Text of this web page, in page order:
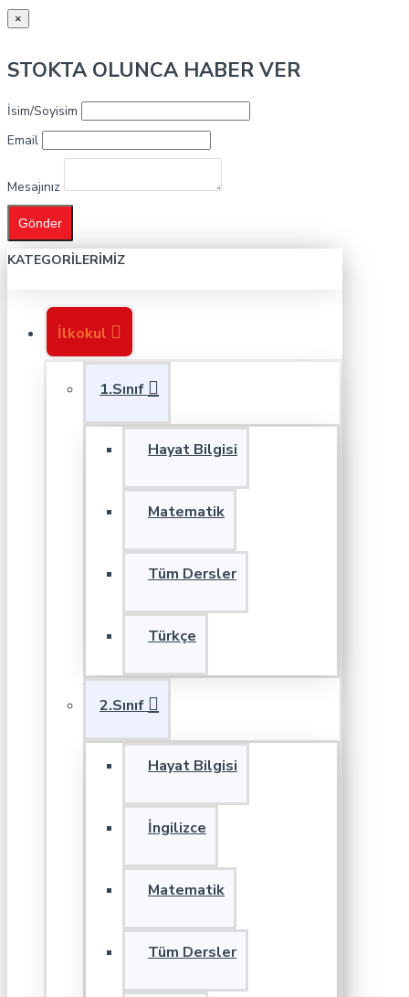
×
STOKTA OLUNCA HABER VER
İsim/Soyisim
Email
Mesajınız
Gönder
KATEGORILERIMIZ
İlkokul
1.Sınıf
Hayat Bilgisi
Matematik
Tüm Dersler
Türkçe
2.Sınıf
Hayat Bilgisi
İngilizce
Matematik
Tüm Dersler